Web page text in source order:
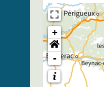
+
-